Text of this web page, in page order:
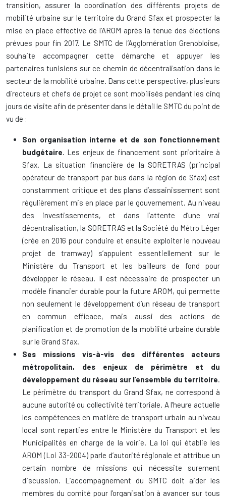
transition, assurer la coordination des différents projets de
mobilité urbaine sur le territoire du Grand Sfax et prospecter la
mise en place effective de l’AROM après la tenue des élections
prévues pour fin 2017. Le SMTC de l’Agglomération Grenobloise,
souhaite accompagner cette démarche et appuyer les
partenaires tunisiens sur ce chemin de décentralisation dans le
secteur de la mobilité urbaine. Dans cette perspective, plusieurs
directeurs et chefs de projet ce sont mobilisés pendant les cinq
jours de visite afin de présenter dans le détail le SMTC du point de
vu de :
Son organisation interne et de son fonctionnement
budgétaire. Les enjeux de financement sont prioritaire à
Sfax. La situation financière de la SORETRAS (principal
opérateur de transport par bus dans la région de Sfax) est
constamment critique et des plans d’assainissement sont
régulièrement mis en place par le gouvernement. Au niveau
des investissements, et dans l’attente d’une vrai
décentralisation, la SORETRAS et la Société du Métro Léger
(crée en 2016 pour conduire et ensuite exploiter le nouveau
projet de tramway) s’appuient essentiellement sur le
Ministère du Transport et les bailleurs de fond pour
développer le réseau. Il est nécessaire de prospecter un
modèle financier durable pour la future AROM, qui permette
non seulement le développement d’un réseau de transport
en commun efficace, mais aussi des actions de
planification et de promotion de la mobilité urbaine durable
sur le Grand Sfax.
Ses missions vis-à-vis des différentes acteurs
métropolitain, des enjeux de périmètre et du
développement du réseau sur l’ensemble du territoire.
Le périmètre du transport du Grand Sfax, ne correspond à
aucune autorité ou collectivité territoriale. A l’heure actuelle
les compétences en matière de transport urbain au niveau
local sont reparties entre le Ministère du Transport et les
Municipalités en charge de la voirie. La loi qui établie les
AROM (Loi 33-2004) parle d’autorité régionale et attribue un
certain nombre de missions qui nécessite surement
discussion. L’accompagnement du SMTC doit aider les
membres du comité pour l’organisation à avancer sur tous